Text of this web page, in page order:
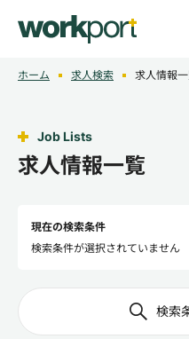
ホーム 求人検索 求人情報
Job Lists
求人情報一覧
現在の検索条件
検索条件が選択されていません
検索